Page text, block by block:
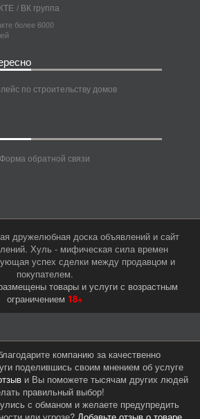
/ ВК группа
более 6000
по строительству домов
Форма обратной связи
дружелюбная доска объявлений и сайт
Хуль - мифическая сила времен
успех сделки между продавцом и
покупателем.
товары и услуги с возрастным
ограничением 18+
компанию за качественно
поделившись своим мнением об услуге
и Вы поможете тысячам других людей
правильный выбор!
с обманом и желаете предупредить
или угрозе? Добавьте отзыв о товаре,